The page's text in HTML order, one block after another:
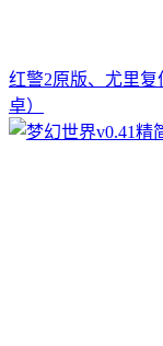
红警2原版、尤里
卓）